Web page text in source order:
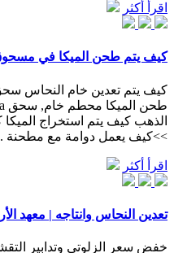
اقرأ أكثر
كيف يتم طحن الميكا في
>>كيف يعمل دوامة مع مطحنة
اقرأ أكثر
تعدين النحاس وانتاجه | معهد